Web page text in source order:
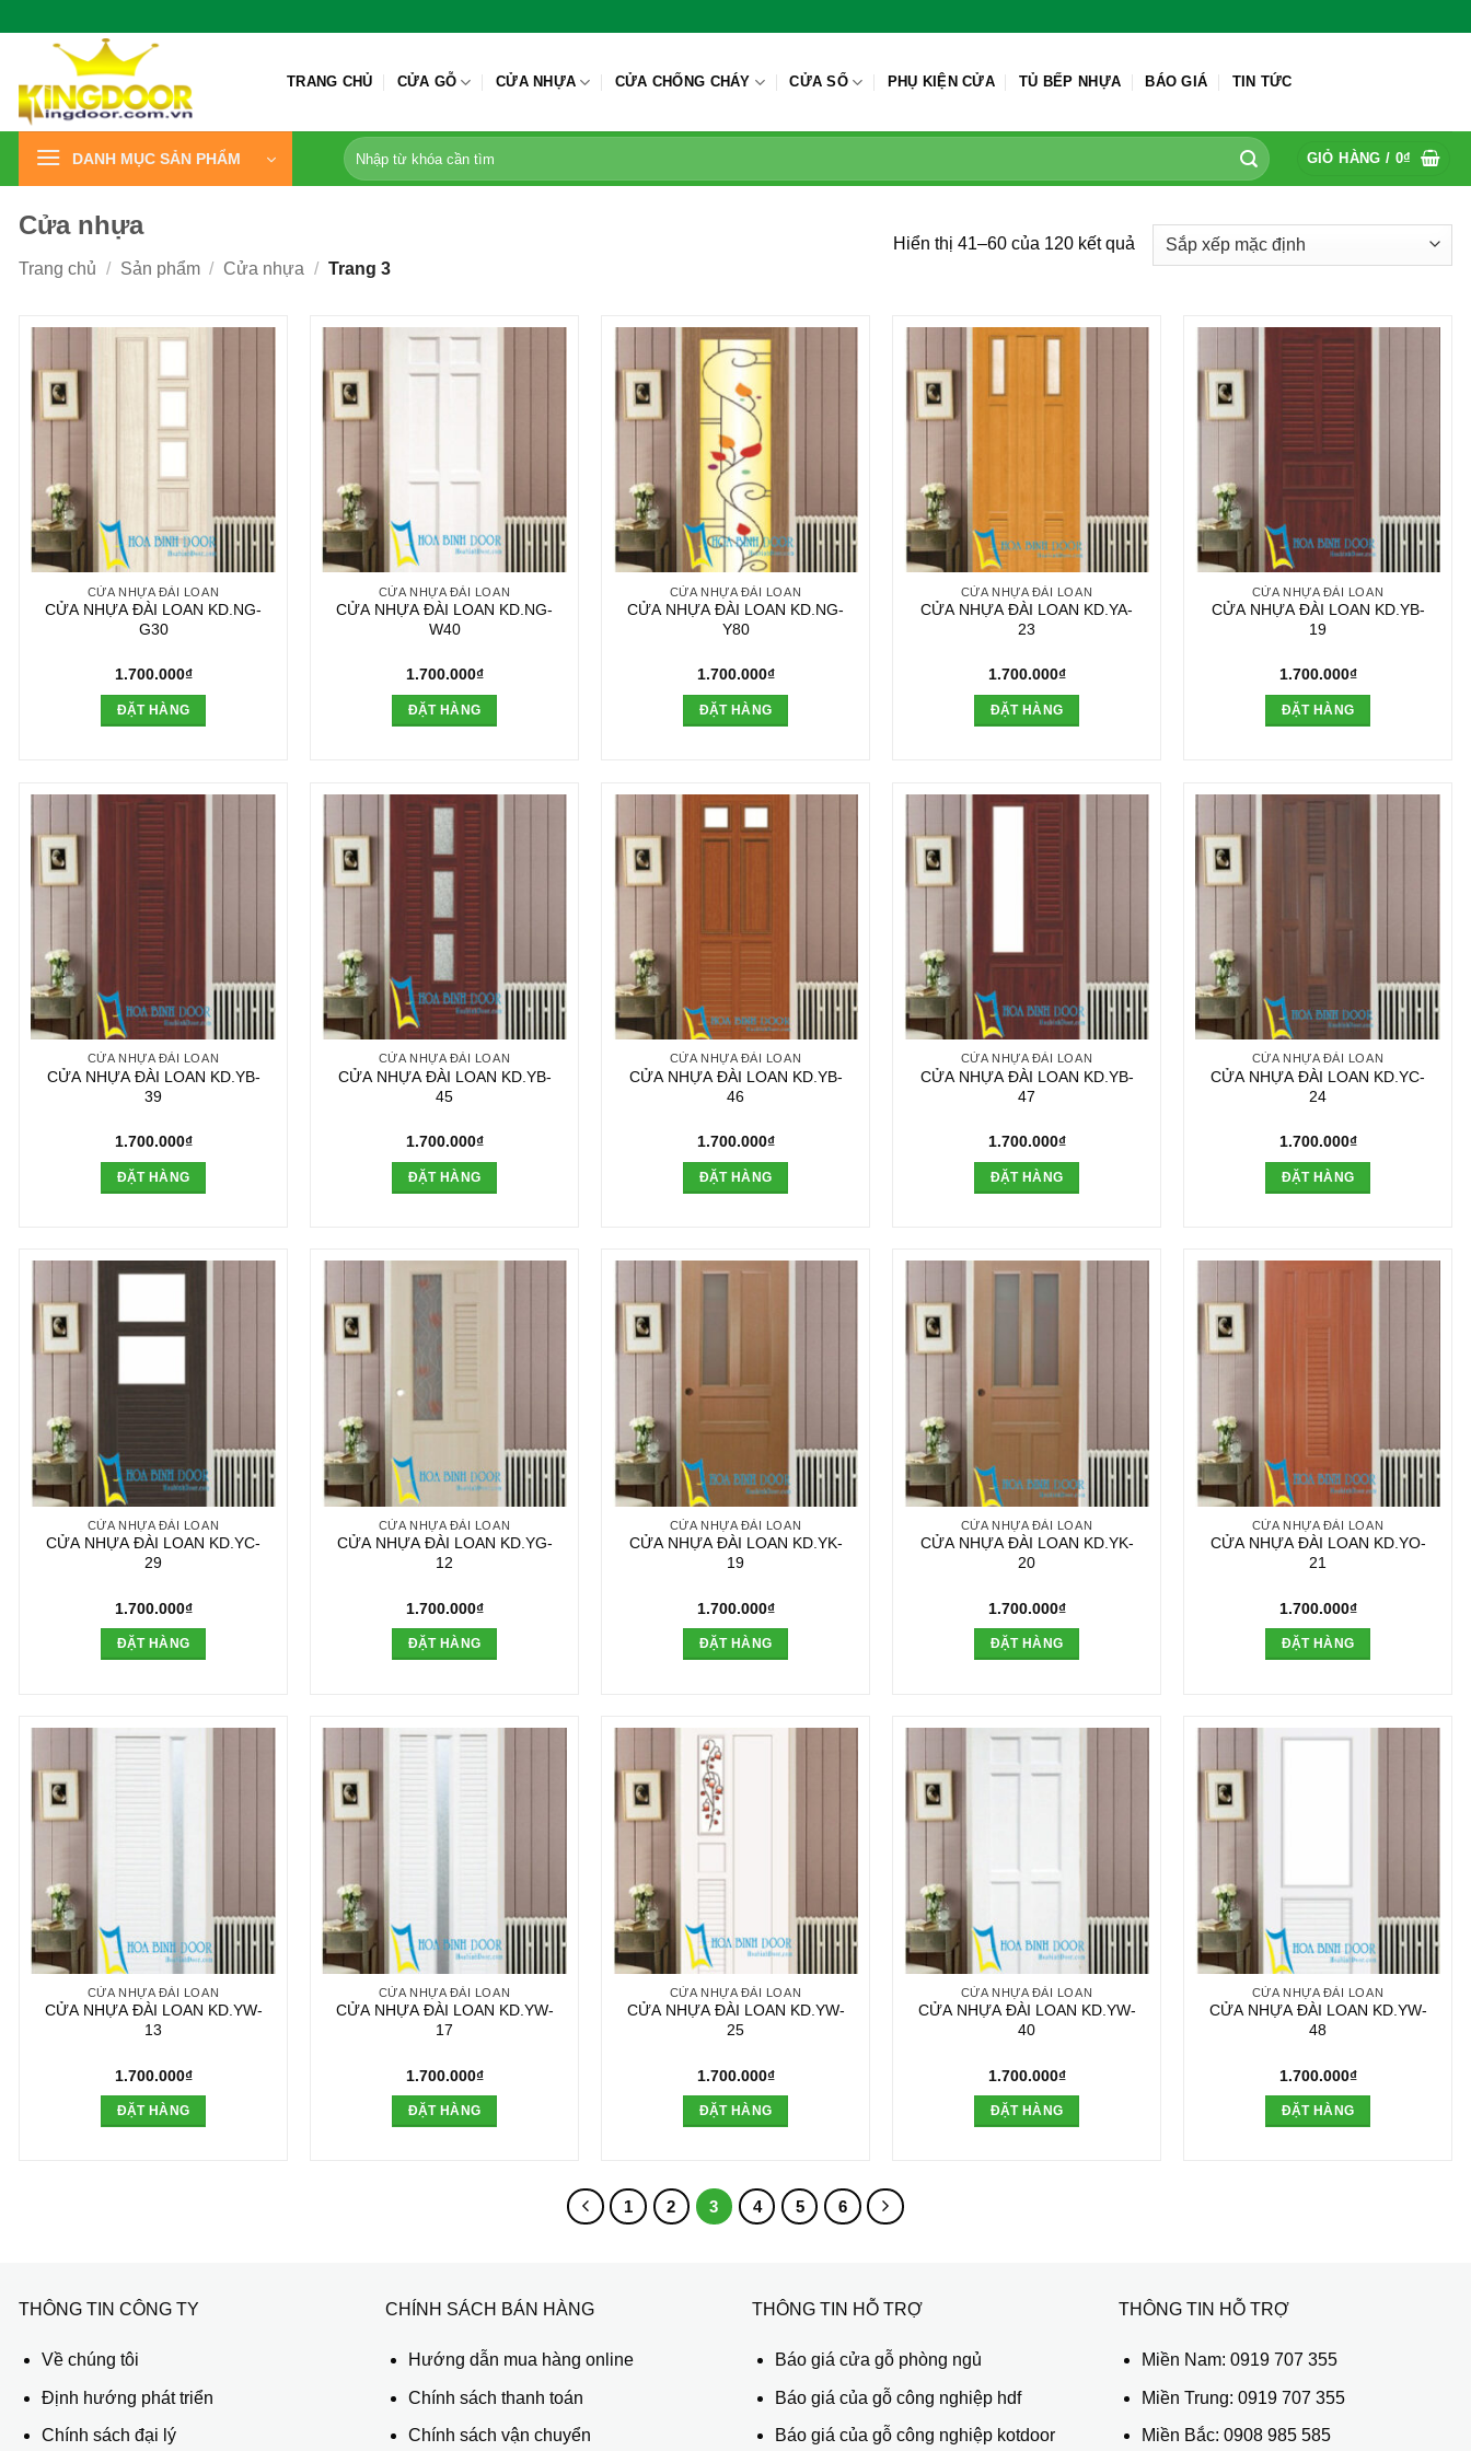
dung
TRANG CHỦ CỬA GỖ CỬA NHỰA CỬA CHỐNG CHÁY CỬA SỔ PHỤ KIỆN CỬA TỦ BẾP NHỰA BÁO GIÁ TIN TỨC
DANH MỤC SẢN PHẨM
Tìm
kiếm:
GIỎ HÀNG / 0₫
Cửa nhựa
Trang chủ / Sản phẩm / Cửa nhựa / Trang 3
Hiển thị 41–60 của 120 kết quả
CỬA NHỰA ĐÀI LOAN
CỬA NHỰA ĐÀI LOAN KD.NG-
G30
1.700.000₫
ĐẶT HÀNG
CỬA NHỰA ĐÀI LOAN
CỬA NHỰA ĐÀI LOAN KD.NG-
W40
1.700.000₫
ĐẶT HÀNG
CỬA NHỰA ĐÀI LOAN
CỬA NHỰA ĐÀI LOAN KD.NG-
Y80
1.700.000₫
ĐẶT HÀNG
CỬA NHỰA ĐÀI LOAN
CỬA NHỰA ĐÀI LOAN KD.YA-
23
1.700.000₫
ĐẶT HÀNG
CỬA NHỰA ĐÀI LOAN
CỬA NHỰA ĐÀI LOAN KD.YB-
19
1.700.000₫
ĐẶT HÀNG
CỬA NHỰA ĐÀI LOAN
CỬA NHỰA ĐÀI LOAN KD.YB-
39
1.700.000₫
ĐẶT HÀNG
CỬA NHỰA ĐÀI LOAN
CỬA NHỰA ĐÀI LOAN KD.YB-
45
1.700.000₫
ĐẶT HÀNG
CỬA NHỰA ĐÀI LOAN
CỬA NHỰA ĐÀI LOAN KD.YB-
46
1.700.000₫
ĐẶT HÀNG
CỬA NHỰA ĐÀI LOAN
CỬA NHỰA ĐÀI LOAN KD.YB-
47
1.700.000₫
ĐẶT HÀNG
CỬA NHỰA ĐÀI LOAN
CỬA NHỰA ĐÀI LOAN KD.YC-
24
1.700.000₫
ĐẶT HÀNG
CỬA NHỰA ĐÀI LOAN
CỬA NHỰA ĐÀI LOAN KD.YC-
29
1.700.000₫
ĐẶT HÀNG
CỬA NHỰA ĐÀI LOAN
CỬA NHỰA ĐÀI LOAN KD.YG-
12
1.700.000₫
ĐẶT HÀNG
CỬA NHỰA ĐÀI LOAN
CỬA NHỰA ĐÀI LOAN KD.YK-
19
1.700.000₫
ĐẶT HÀNG
CỬA NHỰA ĐÀI LOAN
CỬA NHỰA ĐÀI LOAN KD.YK-
20
1.700.000₫
ĐẶT HÀNG
CỬA NHỰA ĐÀI LOAN
CỬA NHỰA ĐÀI LOAN KD.YO-
21
1.700.000₫
ĐẶT HÀNG
CỬA NHỰA ĐÀI LOAN
CỬA NHỰA ĐÀI LOAN KD.YW-
13
1.700.000₫
ĐẶT HÀNG
CỬA NHỰA ĐÀI LOAN
CỬA NHỰA ĐÀI LOAN KD.YW-
17
1.700.000₫
ĐẶT HÀNG
CỬA NHỰA ĐÀI LOAN
CỬA NHỰA ĐÀI LOAN KD.YW-
25
1.700.000₫
ĐẶT HÀNG
CỬA NHỰA ĐÀI LOAN
CỬA NHỰA ĐÀI LOAN KD.YW-
40
1.700.000₫
ĐẶT HÀNG
CỬA NHỰA ĐÀI LOAN
CỬA NHỰA ĐÀI LOAN KD.YW-
48
1.700.000₫
ĐẶT HÀNG
1 2 3 4 5 6
THÔNG TIN CÔNG TY
Về chúng tôi
Định hướng phát triển
Chính sách đại lý
CHÍNH SÁCH BÁN HÀNG
Hướng dẫn mua hàng online
Chính sách thanh toán
Chính sách vận chuyển
THÔNG TIN HỖ TRỢ
Báo giá cửa gỗ phòng ngủ
Báo giá của gỗ công nghiệp hdf
Báo giá của gỗ công nghiệp kotdoor
THÔNG TIN HỖ TRỢ
Miền Nam: 0919 707 355
Miền Trung: 0919 707 355
Miền Bắc: 0908 985 585